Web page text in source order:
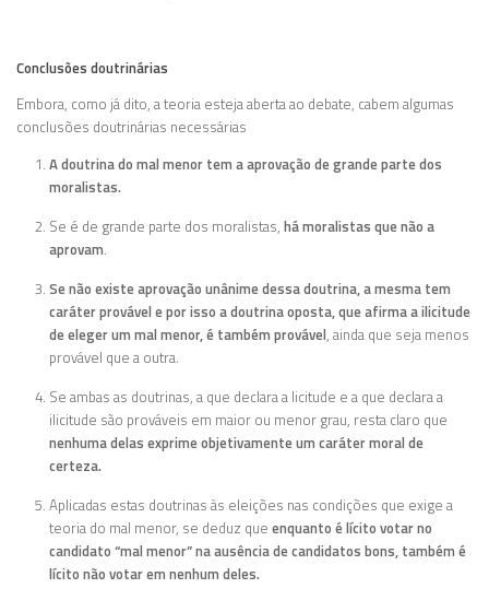
Conclusões doutrinárias
Embora, como já dito, a teoria esteja aberta ao debate, cabem algumas
conclusões doutrinárias necessárias
A doutrina do mal menor tem a aprovação de grande parte dos
moralistas.
Se é de grande parte dos moralistas, há moralistas que não a
aprovam.
Se não existe aprovação unânime dessa doutrina, a mesma tem
caráter provável e por isso a doutrina oposta, que afirma a ilicitude
de eleger um mal menor, é também provável, ainda que seja menos
provável que a outra.
Se ambas as doutrinas, a que declara a licitude e a que declara a
ilicitude são prováveis em maior ou menor grau, resta claro que
nenhuma delas exprime objetivamente um caráter moral de
certeza.
Aplicadas estas doutrinas às eleições nas condições que exige a
teoria do mal menor, se deduz que enquanto é lícito votar no
candidato “mal menor” na ausência de candidatos bons, também é
lícito não votar em nenhum deles.